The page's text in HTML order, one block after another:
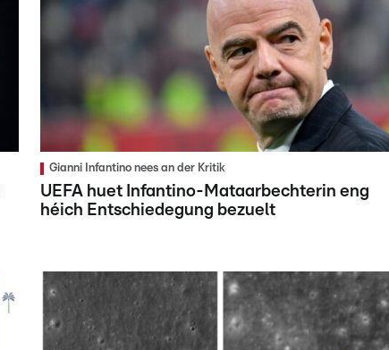
Gianni Infantino nees an der Kritik
UEFA huet Infantino-Mataarbechterin eng
héich Entschiedegung bezuelt